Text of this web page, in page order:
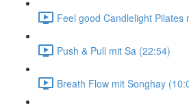
Feel good Candlelight Pilates
Push & Pull mit Sa (22:54)
Breath Flow mit Songhay